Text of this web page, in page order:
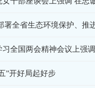
”开好局起好步